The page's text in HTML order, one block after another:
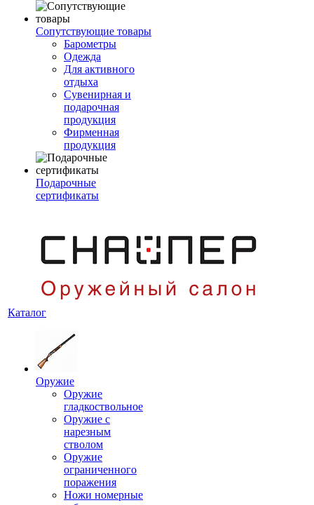
Сопутствующие товары
Барометры
Одежда
Для активного
отдыха
Сувенирная и
подарочная
продукция
Фирменная
продукция
Подарочные
сертификаты
Каталог
Оружие
Оружие
гладкоствольное
Оружие с
нарезным
стволом
Оружие
ограниченного
поражения
Ножи номерные